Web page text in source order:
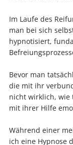
Im Laufe des
man bei sich
hypnotisiert,
Bevor man
die mit ihr
nicht wirklich, wie
mit ihrer Hilfe
Während einer
ich eine Hypnose